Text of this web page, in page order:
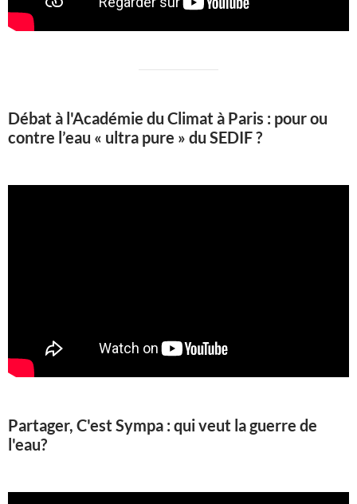
Débat à l'Académie du Climat à Paris : pour ou
contre l’eau « ultra pure » du SEDIF ?
Partager, C'est Sympa : qui veut la guerre de
l'eau?